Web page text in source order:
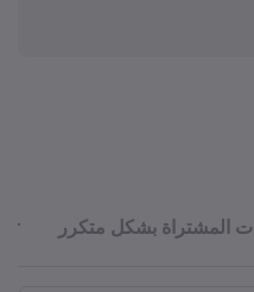
المشتراة بشكل متكرر